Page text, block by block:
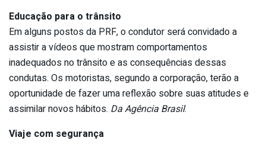
Educação para o trânsito
Em alguns postos da PRF, o condutor será convidado a
assistir a vídeos que mostram comportamentos
inadequados no trânsito e as consequências dessas
condutas. Os motoristas, segundo a corporação, terão a
oportunidade de fazer uma reflexão sobre suas atitudes e
assimilar novos hábitos. Da Agência Brasil.
Viaje com segurança